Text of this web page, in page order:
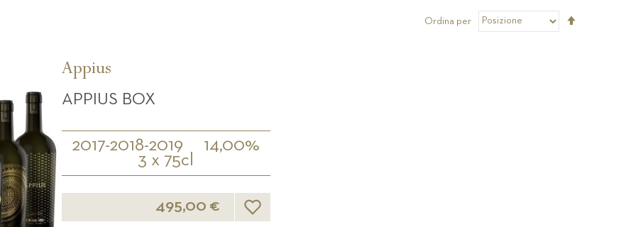
Ordina per
Appius
APPIUS BOX
2017-2018-2019
14,00%
3 x 75cl
495,00 €